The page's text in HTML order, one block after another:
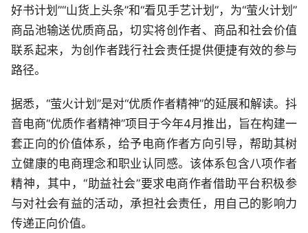
好书计划”“山货上头条”和“看见手艺计划”，为“萤火计划”
商品池输送优质商品，切实将创作者、商品和社会价值
联系起来，为创作者践行社会责任提供便捷有效的参与
路径。
据悉，“萤火计划”是对“优质作者精神”的延展和解读。抖
音电商“优质作者精神”项目于今年4月推出，旨在构建一
套正向的价值体系，给予电商作者方向引导，帮助其树
立健康的电商理念和职业认同感。该体系包含八项作者
精神，其中，“助益社会”要求电商作者借助平台积极参
与对社会有益的活动，承担社会责任，用自己的影响力
传递正向价值。